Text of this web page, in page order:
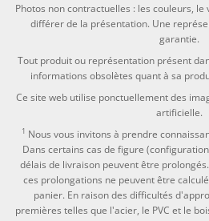
Photos non contractuelles : les couleurs,
différer de la présentation. Une
garantie.
Tout produit ou représentation présent
informations obsolètes quant à sa
Ce site web utilise ponctuellement des
artificielle.
1 Nous vous invitons à prendre
Dans certains cas de figure
délais de livraison peuvent être
ces prolongations ne peuvent être
panier. En raison des difficultés
premières telles que l'acier, le PVC et le